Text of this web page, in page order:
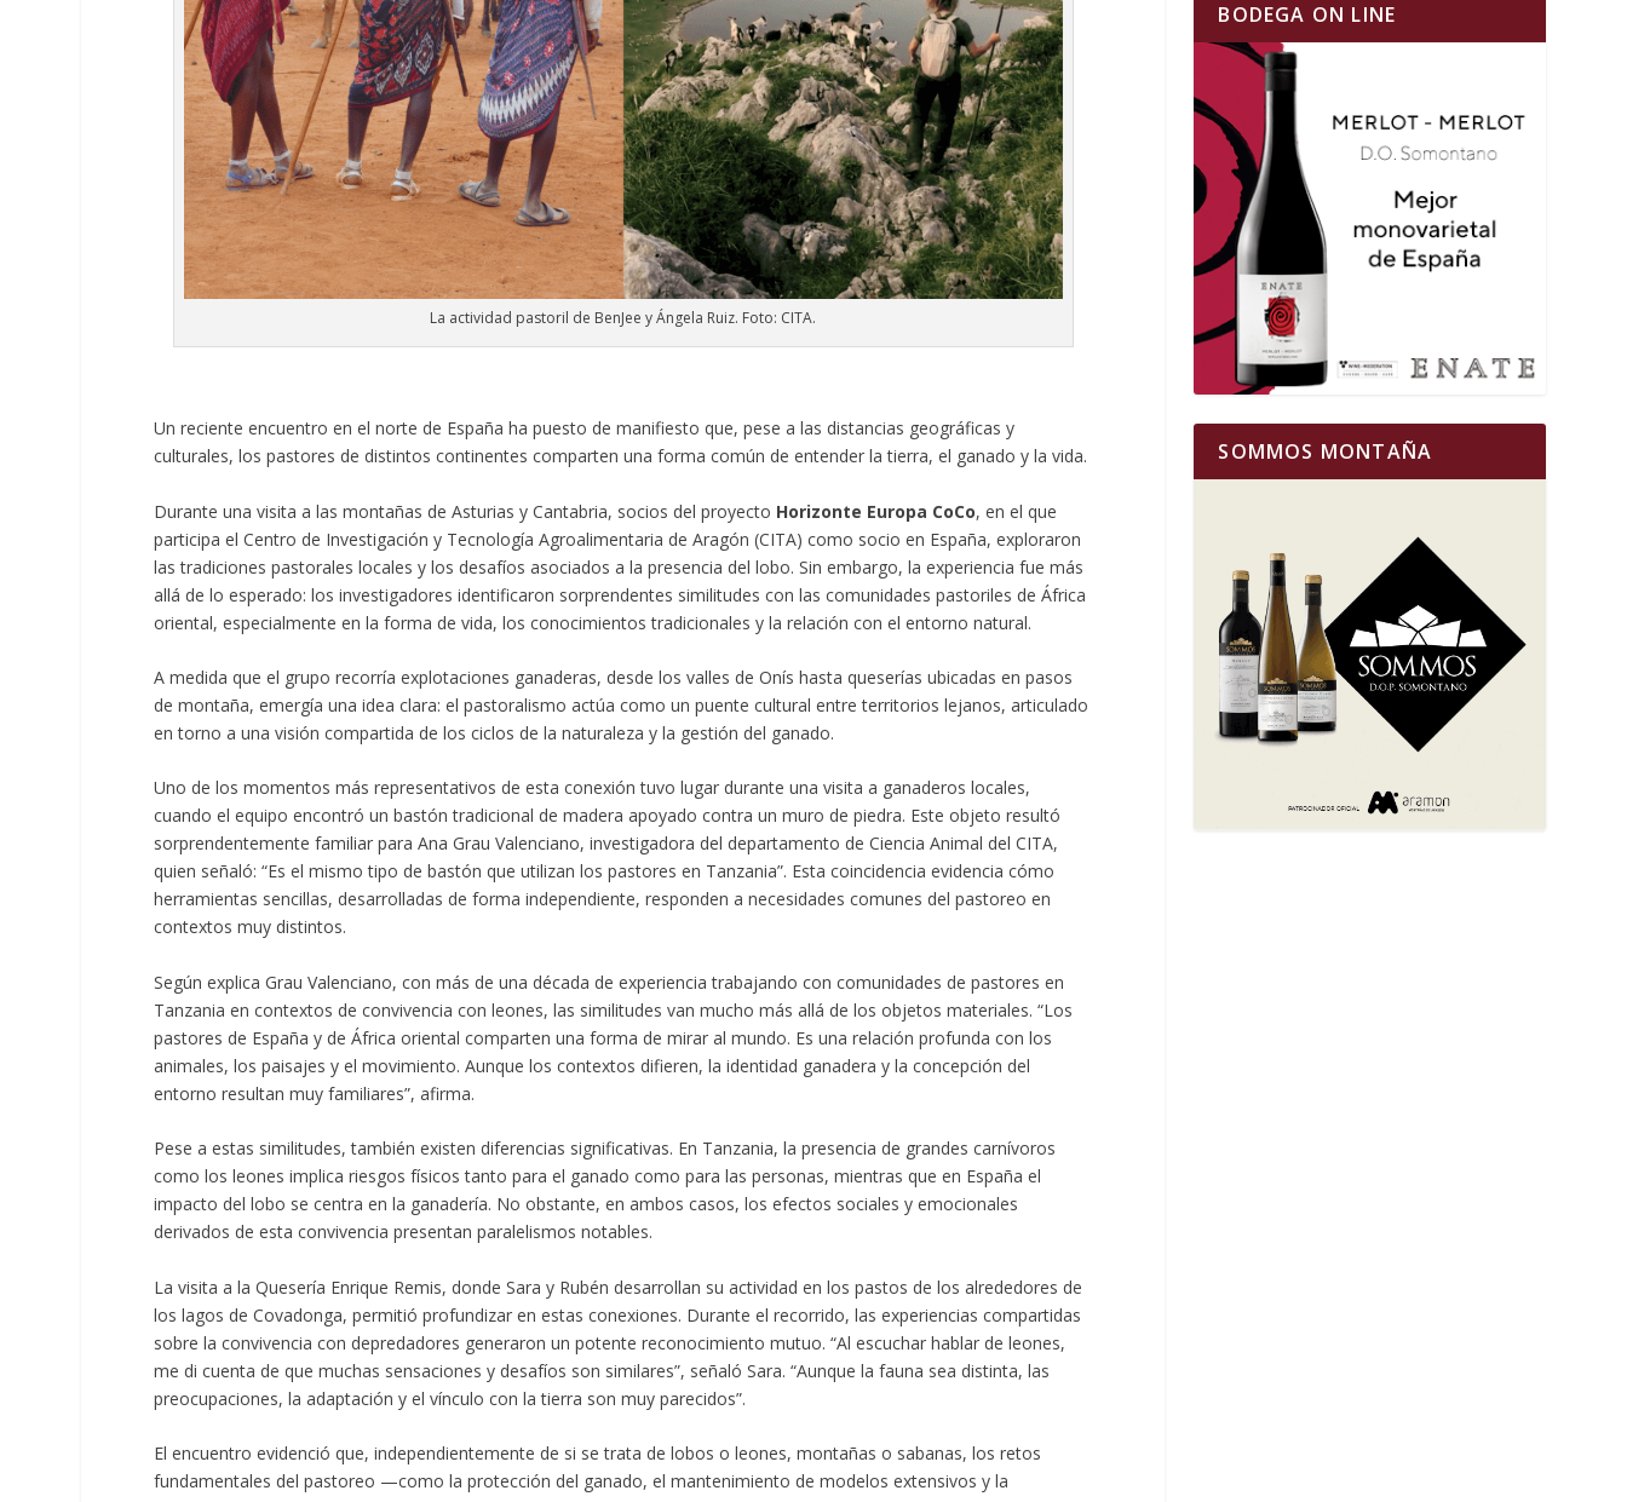
La actividad pastoril de BenJee y Ángela Ruiz. Foto: CITA.
Un reciente encuentro en el norte de España ha puesto de manifiesto que, pese a las distancias geográficas y
culturales, los pastores de distintos continentes comparten una forma común de entender la tierra, el ganado y la vida.
Durante una visita a las montañas de Asturias y Cantabria, socios del proyecto Horizonte Europa CoCo, en el que
participa el Centro de Investigación y Tecnología Agroalimentaria de Aragón (CITA) como socio en España, exploraron
las tradiciones pastorales locales y los desafíos asociados a la presencia del lobo. Sin embargo, la experiencia fue más
allá de lo esperado: los investigadores identificaron sorprendentes similitudes con las comunidades pastoriles de África
oriental, especialmente en la forma de vida, los conocimientos tradicionales y la relación con el entorno natural.
A medida que el grupo recorría explotaciones ganaderas, desde los valles de Onís hasta queserías ubicadas en pasos
de montaña, emergía una idea clara: el pastoralismo actúa como un puente cultural entre territorios lejanos, articulado
en torno a una visión compartida de los ciclos de la naturaleza y la gestión del ganado.
Uno de los momentos más representativos de esta conexión tuvo lugar durante una visita a ganaderos locales,
cuando el equipo encontró un bastón tradicional de madera apoyado contra un muro de piedra. Este objeto resultó
sorprendentemente familiar para Ana Grau Valenciano, investigadora del departamento de Ciencia Animal del CITA,
quien señaló: “Es el mismo tipo de bastón que utilizan los pastores en Tanzania”. Esta coincidencia evidencia cómo
herramientas sencillas, desarrolladas de forma independiente, responden a necesidades comunes del pastoreo en
contextos muy distintos.
Según explica Grau Valenciano, con más de una década de experiencia trabajando con comunidades de pastores en
Tanzania en contextos de convivencia con leones, las similitudes van mucho más allá de los objetos materiales. “Los
pastores de España y de África oriental comparten una forma de mirar al mundo. Es una relación profunda con los
animales, los paisajes y el movimiento. Aunque los contextos difieren, la identidad ganadera y la concepción del
entorno resultan muy familiares”, afirma.
Pese a estas similitudes, también existen diferencias significativas. En Tanzania, la presencia de grandes carnívoros
como los leones implica riesgos físicos tanto para el ganado como para las personas, mientras que en España el
impacto del lobo se centra en la ganadería. No obstante, en ambos casos, los efectos sociales y emocionales
derivados de esta convivencia presentan paralelismos notables.
La visita a la Quesería Enrique Remis, donde Sara y Rubén desarrollan su actividad en los pastos de los alrededores de
los lagos de Covadonga, permitió profundizar en estas conexiones. Durante el recorrido, las experiencias compartidas
sobre la convivencia con depredadores generaron un potente reconocimiento mutuo. “Al escuchar hablar de leones,
me di cuenta de que muchas sensaciones y desafíos son similares”, señaló Sara. “Aunque la fauna sea distinta, las
preocupaciones, la adaptación y el vínculo con la tierra son muy parecidos”.
El encuentro evidenció que, independientemente de si se trata de lobos o leones, montañas o sabanas, los retos
fundamentales del pastoreo —como la protección del ganado, el mantenimiento de modelos extensivos y la
BODEGA ON LINE
SOMMOS MONTAÑA